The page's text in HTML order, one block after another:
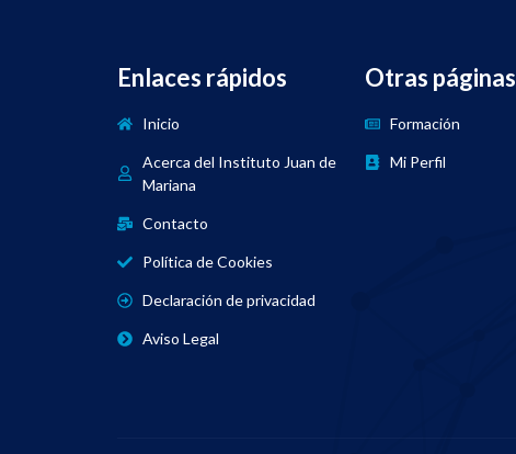
Enlaces rápidos
Inicio
Acerca del Instituto Juan de
Mariana
Contacto
Política de Cookies
Declaración de privacidad
Aviso Legal
Otras páginas
Formación
Mi Perfil